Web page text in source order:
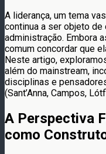
A liderança, um tema
continua a ser objeto
administração. Embora
comum concordar que
Neste artigo,
além do mainstream,
disciplinas e
(Sant’Anna, Campos,
A Perspectiva
como